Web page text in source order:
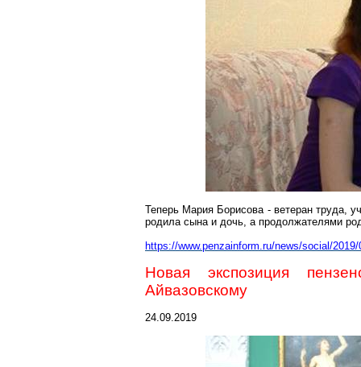
Теперь Мария Борисова - ветеран труда,
родила сына и дочь, а продолжателями
https://www.penzainform.ru/news/social/
Новая экспозиция
Айвазовскому
24.09.2019